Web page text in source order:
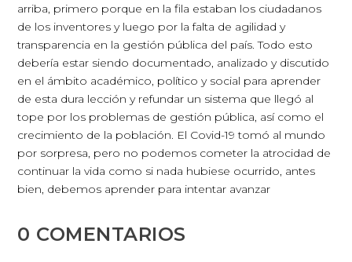
arriba, primero porque en la fila estaban los ciudadanos
de los inventores y luego por la falta de agilidad y
transparencia en la gestión pública del país. Todo esto
debería estar siendo documentado, analizado y discutido
en el ámbito académico, político y social para aprender
de esta dura lección y refundar un sistema que llegó al
tope por los problemas de gestión pública, así como el
crecimiento de la población. El Covid-19 tomó al mundo
por sorpresa, pero no podemos cometer la atrocidad de
continuar la vida como si nada hubiese ocurrido, antes
bien, debemos aprender para intentar avanzar
0 COMENTARIOS